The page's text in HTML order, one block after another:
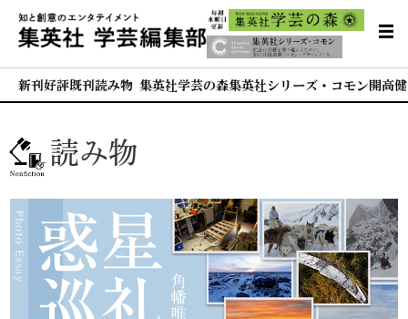
新刊 好評既刊 読み物 集英社学芸の森集英社シリーズ・コモン 開高
読み物